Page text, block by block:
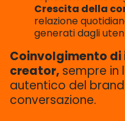
Crescita della
relazione
generati dagli
Coinvolgimento
creator, sempre in
autentico del
conversazione.